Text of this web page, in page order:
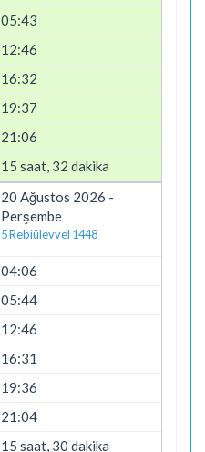
05:43
12:46
16:32
19:37
21:06
15 saat, 32 dakika
20 Ağustos 2026 -
Perşembe
5 Rebiülevvel 1448
04:06
05:44
12:46
16:31
19:36
21:04
15 saat, 30 dakika